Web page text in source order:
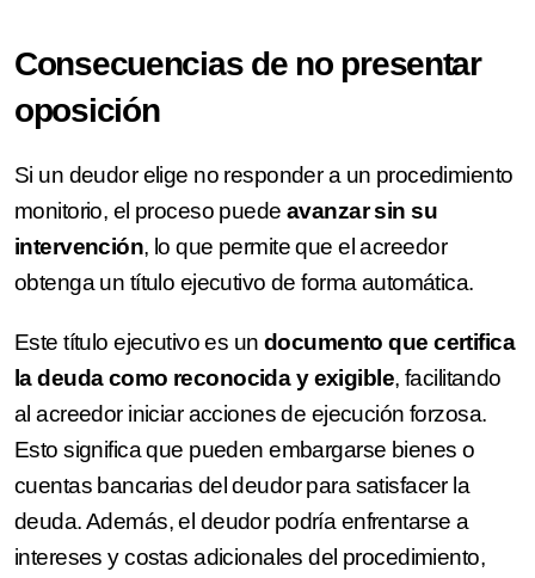
Consecuencias de no presentar
oposición
Si un deudor elige no responder a un procedimiento
monitorio, el proceso puedeavanzar sin su
intervención, lo que permite que el acreedor
obtenga un título ejecutivo de forma automática.
Este título ejecutivo es un documento que certifica
la deuda como reconocida y exigible, facilitando
al acreedor iniciar acciones de ejecución forzosa.
Esto significa que pueden embargarse bienes o
cuentas bancarias del deudor para satisfacer la
deuda. Además, el deudor podría enfrentarse a
intereses y costas adicionales del procedimiento,